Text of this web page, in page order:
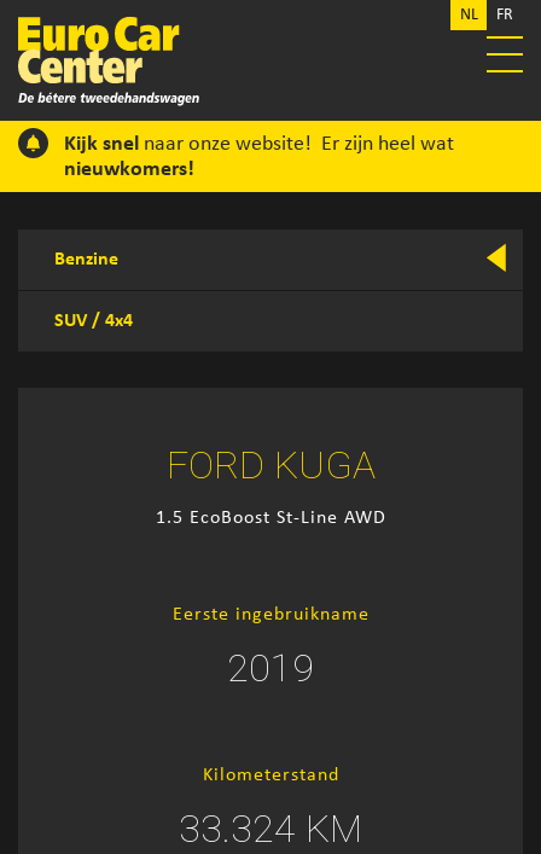
NL FR
Kijk snel naar onze website! Er zijn heel wat
nieuwkomers!
Benzine
SUV / 4x4
FORD KUGA
1.5 EcoBoost St-Line AWD
Eerste ingebruikname
2019
Kilometerstand
33.324 KM